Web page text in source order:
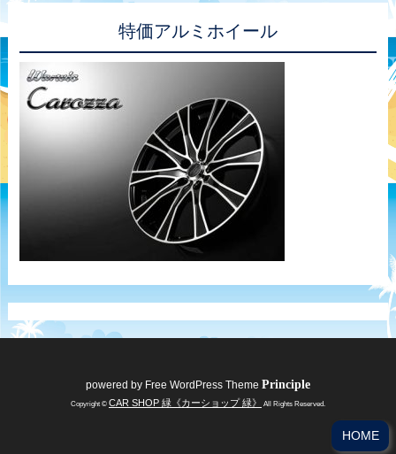
特価アルミホイール
powered by Free WordPress Theme Principle
Copyright © CAR SHOP 緑《カーショップ 緑》 All Rights Reserved.
HOME